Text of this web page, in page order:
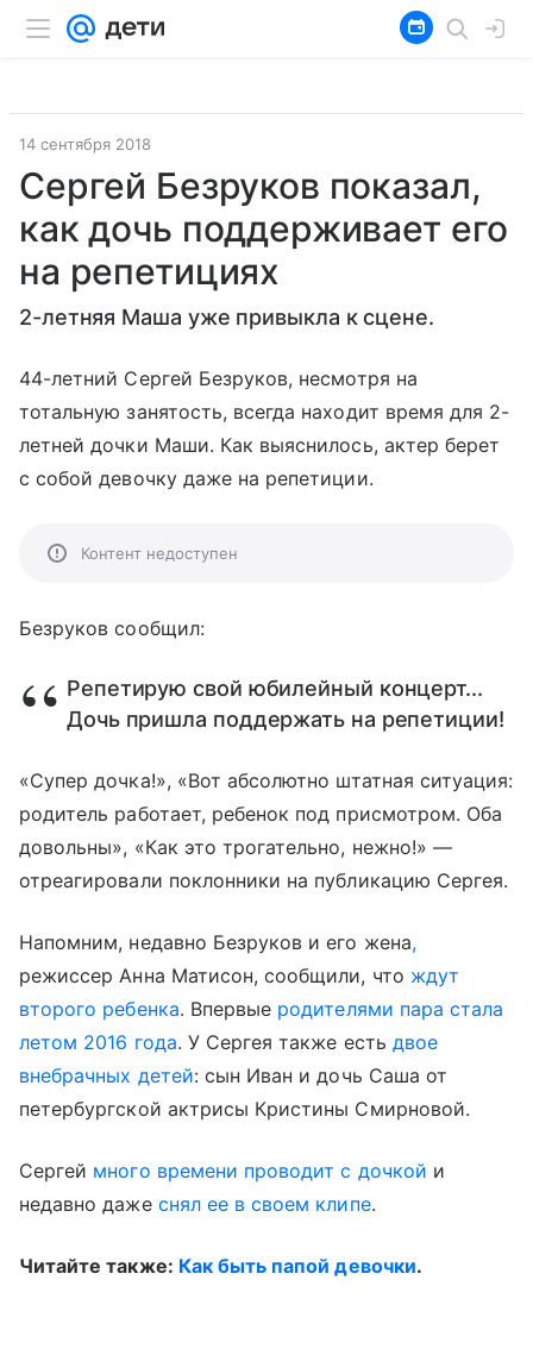
14 сентября 2018
Сергей Безруков показал,
как дочь поддерживает его
на репетициях
2-летняя Маша уже привыкла к сцене.
44-летний Сергей Безруков, несмотря на
тотальную занятость, всегда находит время для 2-
летней дочки Маши. Как выяснилось, актер берет
с собой девочку даже на репетиции.
Контент недоступен
Безруков сообщил:
Репетирую свой юбилейный концерт...
Дочь пришла поддержать на репетиции!
«Супер дочка!», «Вот абсолютно штатная ситуация:
родитель работает, ребенок под присмотром. Оба
довольны», «Как это трогательно, нежно!» —
отреагировали поклонники на публикацию Сергея.
Напомним, недавно Безруков и его жена,
режиссер Анна Матисон, сообщили, что ждут
второго ребенка. Впервые родителями пара стала
летом 2016 года. У Сергея также есть двое
внебрачных детей: сын Иван и дочь Саша от
петербургской актрисы Кристины Смирновой.
Сергей много времени проводит с дочкой и
недавно даже снял ее в своем клипе.
Читайте также: Как быть папой девочки.